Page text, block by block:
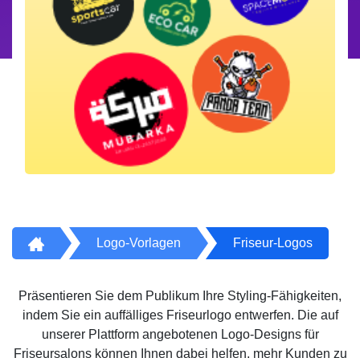
Logo-Vorlagen Friseur-Logos
Präsentieren Sie dem Publikum Ihre Styling-Fähigkeiten,
indem Sie ein auffälliges Friseurlogo entwerfen. Die auf
unserer Plattform angebotenen Logo-Designs für
Friseursalons können Ihnen dabei helfen, mehr Kunden zu